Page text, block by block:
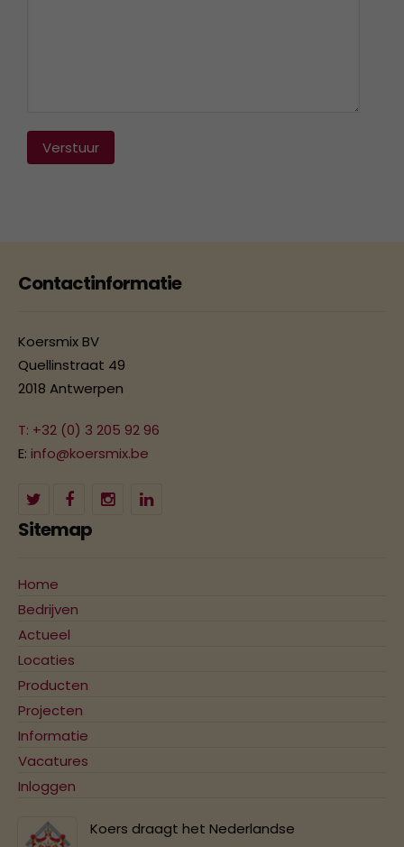
Verstuur
Contactinformatie
Koersmix BV
Quellinstraat 49
2018 Antwerpen
T: +32 (0) 3 205 92 96
E: info@koersmix.be
Sitemap
Home
Bedrijven
Actueel
Locaties
Producten
Projecten
Informatie
Vacatures
Inloggen
Koers draagt het Nederlandse